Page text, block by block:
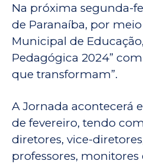
Na próxima segunda-
de Paranaíba, por
Municipal de
Pedagógica 2024”
que transformam”.
A Jornada acontecerá
de fevereiro, tendo
diretores, vice-
professores, monitores